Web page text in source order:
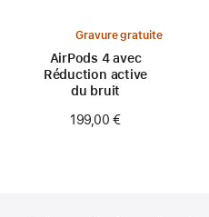
Gravure gratuite
AirPods 4 avec
Réduction active
du bruit
199,00 €